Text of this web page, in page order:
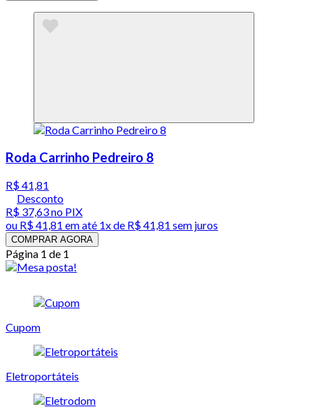
Roda Carrinho Pedreiro 8
R$ 41,81
Desconto
R$ 37,63no PIX
ou R$ 41,81 em até 1x de R$ 41,81 sem juros
COMPRAR AGORA
Página 1 de 1
Cupom
Eletroportáteis